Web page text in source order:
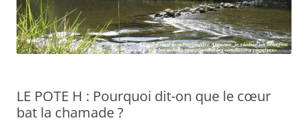
LE POTE H : Pourquoi dit-on que le cœur
bat la chamade ?